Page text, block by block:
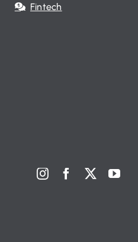
Fintech